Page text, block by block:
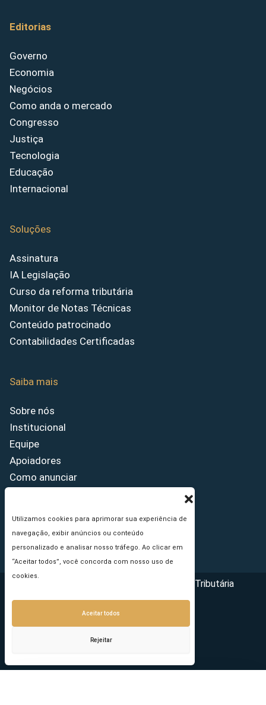
Utilizamos cookies para aprimorar sua experiência de
navegação, exibir anúncios ou conteúdo
personalizado e analisar nosso tráfego. Ao clicar em
“Aceitar todos”, você concorda com nosso uso de
cookies.
Aceitar todos
Rejeitar
Editorias
Governo
Economia
Negócios
Como anda o mercado
Congresso
Justiça
Tecnologia
Educação
Internacional
Soluções
Assinatura
IA Legislação
Curso da reforma tributária
Monitor de Notas Técnicas
Conteúdo patrocinado
Contabilidades Certificadas
Saiba mais
Sobre nós
Institucional
Equipe
Apoiadores
Como anunciar
Princípios Editoriais
Copyright © 2026 - Portal da Reforma Tributária